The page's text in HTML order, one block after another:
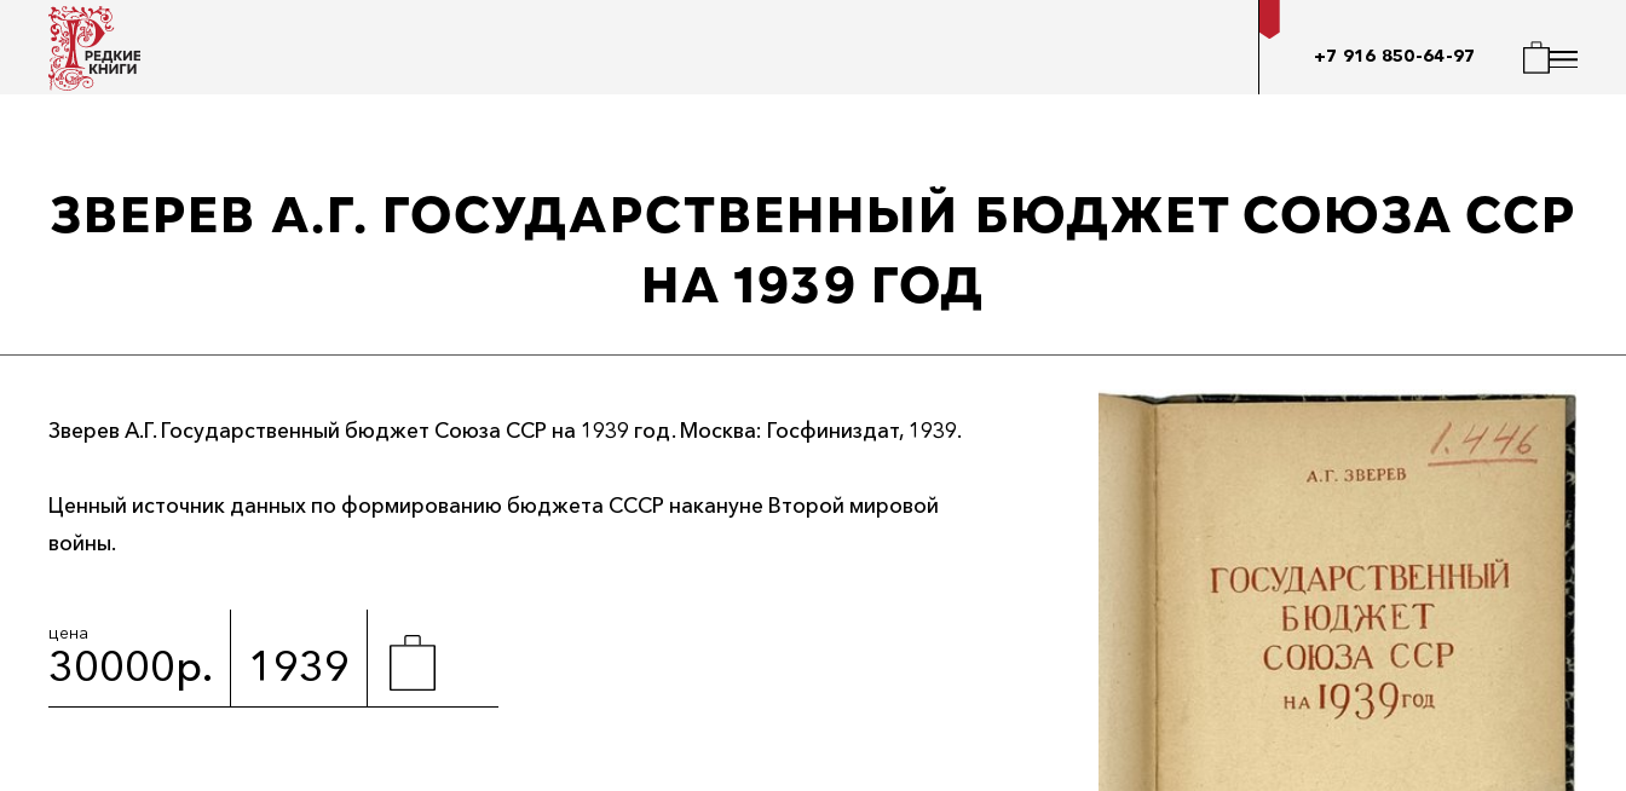
+7 916 850-64-97
ЗВЕРЕВ А.Г. ГОСУДАРСТВЕННЫЙ БЮДЖЕТ СОЮЗА ССР
НА 1939 ГОД
Зверев А.Г. Государственный бюджет Союза ССР на 1939 год. Москва: Госфиниздат, 1939.
Ценный источник данных по формированию бюджета СССР накануне Второй мировой
войны.
цена
30000р. 1939